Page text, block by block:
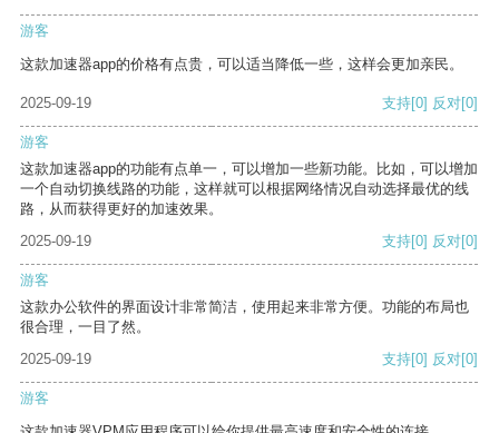
游客
这款加速器app的价格有点贵，可以适当降低一些，这样会更加亲民。
2025-09-19 支持[0] 反对[0]
游客
这款加速器app的功能有点单一，可以增加一些新功能。比如，可以增加
一个自动切换线路的功能，这样就可以根据网络情况自动选择最优的线
路，从而获得更好的加速效果。
2025-09-19
支持[0] 反对[0]
游客
这款办公软件的界面设计非常简洁，使用起来非常方便。功能的布局也
很合理，一目了然。
2025-09-19
支持[0] 反对[0]
游客